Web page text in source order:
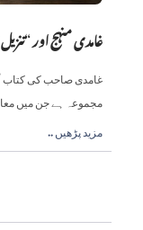
غامدی منہج اور
غامدی صاحب کی کتاب ”
مجموعہ ہے جن میں
.. مزید پڑھیں